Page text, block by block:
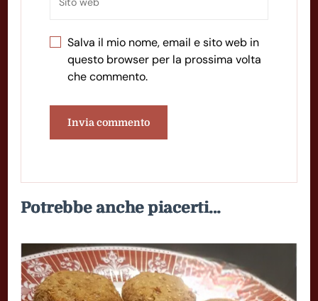
Salva il mio nome, email e sito web in
questo browser per la prossima volta
che commento.
Potrebbe anche piacerti...